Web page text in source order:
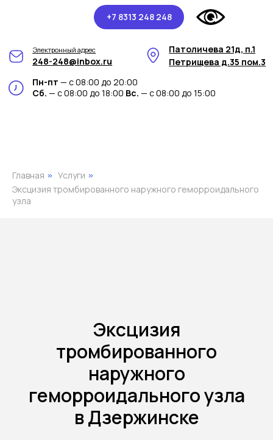
+7 8313 248 248
Пн-пт — с 08:00 до 20:00
Сб.— с 08:00 до 18:00Вс.— с 08:00 до 15:00
Главная » Услуги »
Эксцизия тромбированного наружного геморроидального
узла
Эксцизия
тромбированного
наружного
геморроидального узла
в Дзержинске